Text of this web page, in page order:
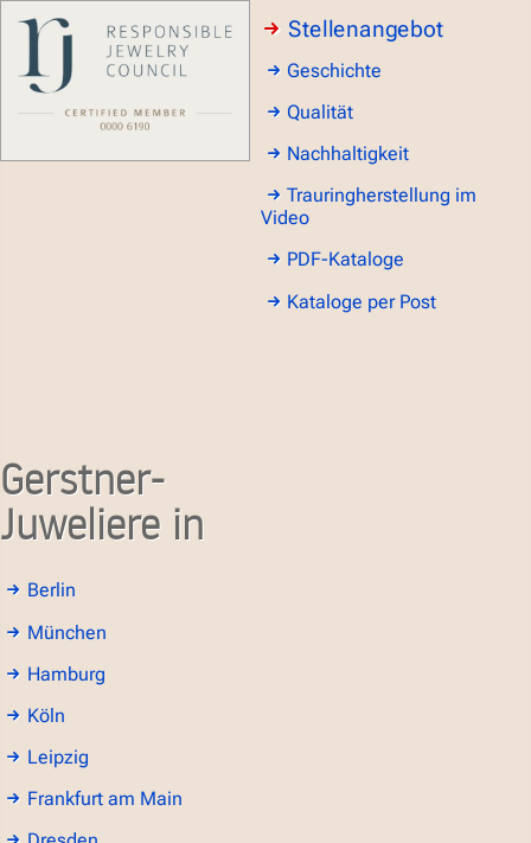
Stellenangebot
Geschichte
Qualität
Nachhaltigkeit
Trauringherstellung im
Video
PDF-Kataloge
Kataloge per Post
Gerstner-
Juweliere in
Berlin
München
Hamburg
Köln
Leipzig
Frankfurt am Main